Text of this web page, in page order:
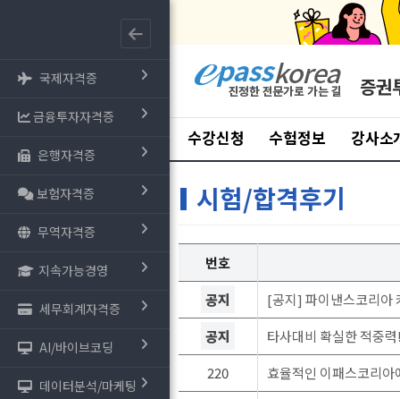
국제자격증
금융투자자격증
은행자격증
보험자격증
무역자격증
지속가능경영
세무회계자격증
AI/바이브코딩
데이터분석/마케팅
증권
수강신청 수험정보 강사소
시험/합격후기
번호
공지
[공지] 파이낸스코리아
공지
타사대비 확실한 적중
220
효율적인 이패스코리